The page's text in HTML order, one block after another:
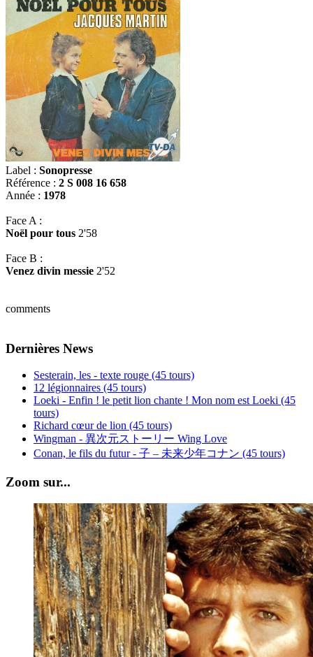
Label : Sonopresse
Référence : 2 S 008 16 658
Année : 1978
Face A :
Noël pour tous 2'58
Face B :
Venez divin messie 2'52
comments
Dernières News
Sesterain, les - texte rouge (45 tours)
12 légionnaires (45 tours)
Loeki - Enfin ! le petit lion chante ! Mon nom est Loeki (45
tours)
Richard cœur de lion (45 tours)
Wingman - 異次元ストーリー Wing Love
Conan, le fils du futur - 子 – 未来少年コナン (45 tours)
Zoom sur...